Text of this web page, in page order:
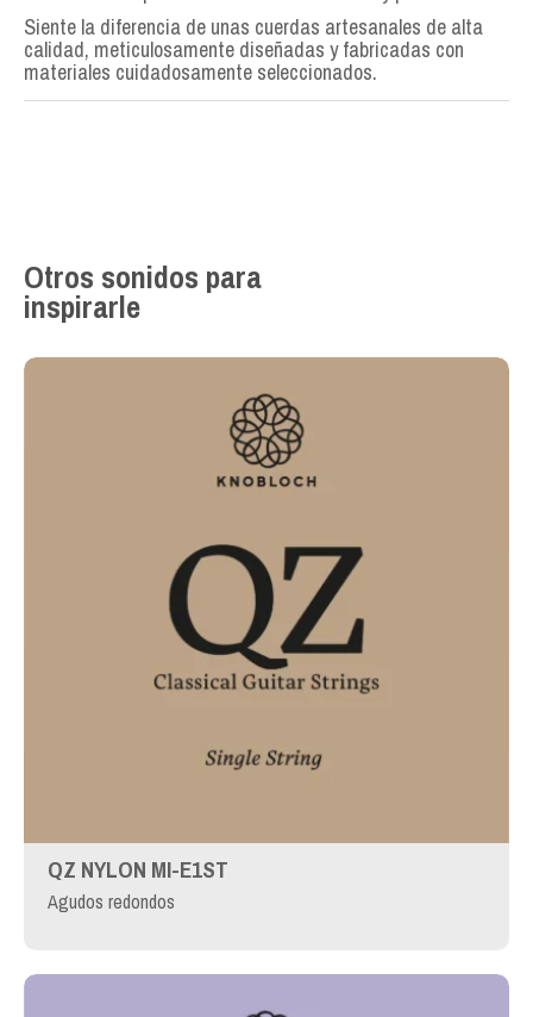
Siente la diferencia de unas cuerdas artesanales de alta
calidad, meticulosamente diseñadas y fabricadas con
materiales cuidadosamente seleccionados.
Otros sonidos para
inspirarle
QZ NYLON MI-E1ST
Agudos redondos